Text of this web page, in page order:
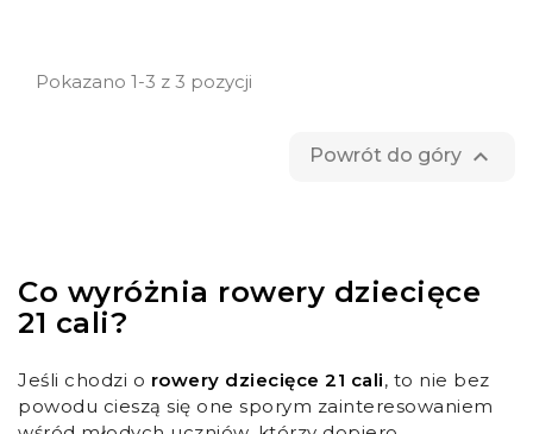
Pokazano 1-3 z 3 pozycji
Powrót do góry 
Co wyróżnia rowery dziecięce
21 cali?
Jeśli chodzi o rowery dziecięce 21 cali, to nie bez
powodu cieszą się one sporym zainteresowaniem